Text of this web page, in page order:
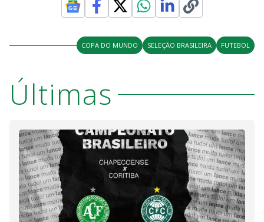
COPA DO MUNDO SELEÇÃO BRASILEIRA FUTEBOL
Últimas